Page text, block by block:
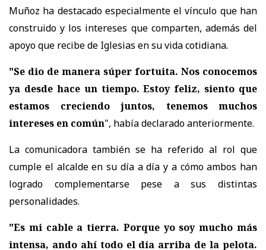
Muñoz ha destacado especialmente el vínculo que han
construido y los intereses que comparten, además del
apoyo que recibe de Iglesias en su vida cotidiana.
"Se dio de manera súper fortuita. Nos conocemos
ya desde hace un tiempo. Estoy feliz, siento que
estamos creciendo juntos, tenemos muchos
intereses en común", había declarado anteriormente.
La comunicadora también se ha referido al rol que
cumple el alcalde en su día a día y a cómo ambos han
logrado complementarse pese a sus distintas
personalidades.
"Es mi cable a tierra. Porque yo soy mucho más
intensa, ando ahí todo el día arriba de la pelota.